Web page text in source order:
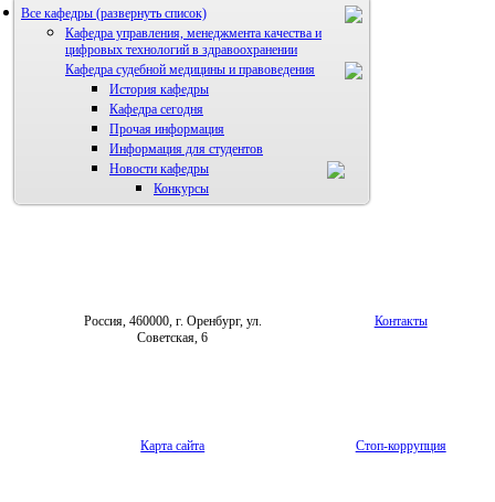
Все кафедры
Кафедра управления, менеджмента качества и
цифровых технологий в здравоохранении
Кафедра судебной медицины и правоведения
История кафедры
Кафедра сегодня
Прочая информация
Информация для студентов
Новости кафедры
Конкурсы
Россия, 460000, г. Оренбург, ул.
Советская, 6
Контакты
Карта сайта Стоп-коррупция